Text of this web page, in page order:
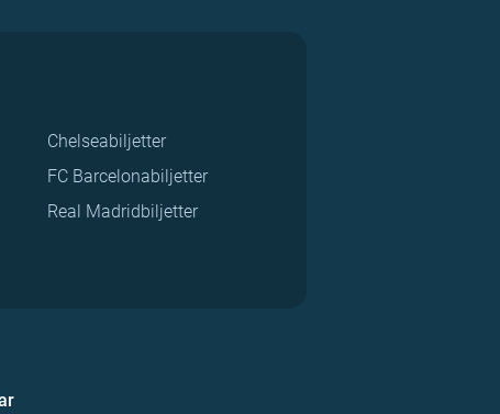
Chelseabiljetter
FC Barcelonabiljetter
Real Madridbiljetter